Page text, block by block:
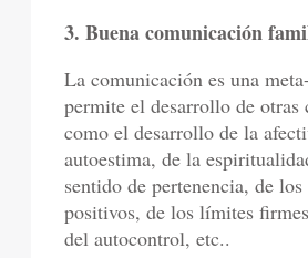
3. Buena comunicación
La comunicación es una
permite el desarrollo de otras
como el desarrollo de la
autoestima, de la
sentido de pertenencia, de los
positivos, de los límites
del autocontrol, etc..